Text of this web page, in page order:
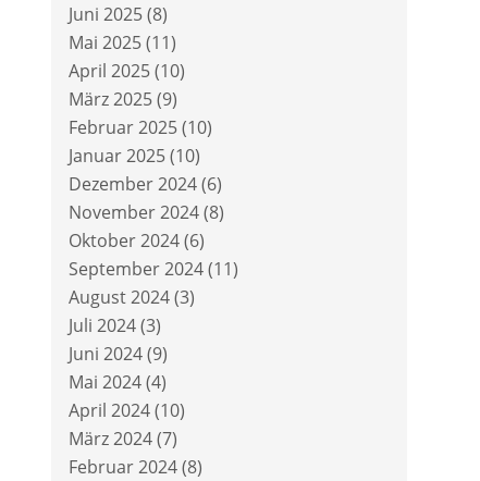
Juni 2025(8)
Mai 2025(11)
April 2025(10)
März 2025(9)
Februar 2025(10)
Januar 2025(10)
Dezember 2024(6)
November 2024(8)
Oktober 2024(6)
September 2024(11)
August 2024(3)
Juli 2024(3)
Juni 2024(9)
Mai 2024(4)
April 2024(10)
März 2024(7)
Februar 2024(8)